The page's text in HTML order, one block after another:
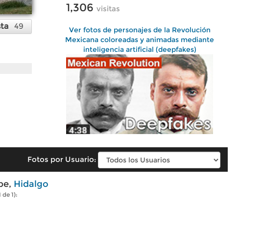
49
1,306 visitas
Ver fotos de personajes de la Revolución
Mexicana coloreadas y animadas mediante
inteligencia artificial (deepfakes)
Fotos por Usuario:
Hidalgo
1):